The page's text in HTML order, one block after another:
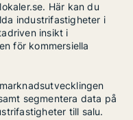
Här kan du
industrifastigheter i
insikt i
för kommersiella
segmentera data på
till salu.